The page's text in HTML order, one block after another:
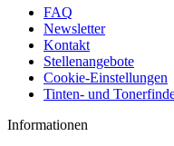
FAQ
Newsletter
Kontakt
Stellenangebote
Cookie-Einstellungen
Tinten- und
Informationen